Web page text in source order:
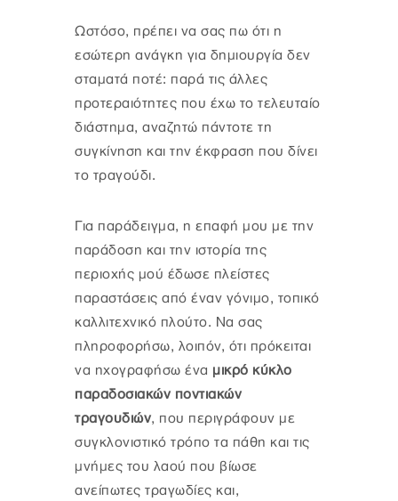
Ωστόσο, πρέπει να σας πω ότι η
εσώτερη ανάγκη για δημιουργία δεν
σταματά ποτέ: παρά τις άλλες
προτεραιότητες που έχω το τελευταίο
διάστημα, αναζητώ πάντοτε τη
συγκίνηση και την έκφραση που δίνει
το τραγούδι.
Για παράδειγμα, η επαφή μου με την
παράδοση και την ιστορία της
περιοχής μού έδωσε πλείστες
παραστάσεις από έναν γόνιμο, τοπικό
καλλιτεχνικό πλούτο. Να σας
πληροφορήσω, λοιπόν, ότι πρόκειται
να ηχογραφήσω ένα μικρό κύκλο
παραδοσιακών ποντιακών
τραγουδιών, που περιγράφουν με
συγκλονιστικό τρόπο τα πάθη και τις
μνήμες του λαού που βίωσε
ανείπωτες τραγωδίες και,